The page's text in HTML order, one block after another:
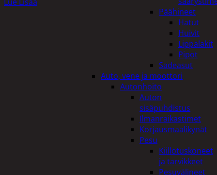
Päähineet
Hatut
Huivit
Lippalakit
Pipot
Sadeasut
Auto, vene ja moottori
Autonhoito
Auton
sisäpuhdistus
Ilmanraikastimet
Korjausmaalikynät
Pesu
Kiillotuskoneet
ja tarvikkeet
Pesuvälineet